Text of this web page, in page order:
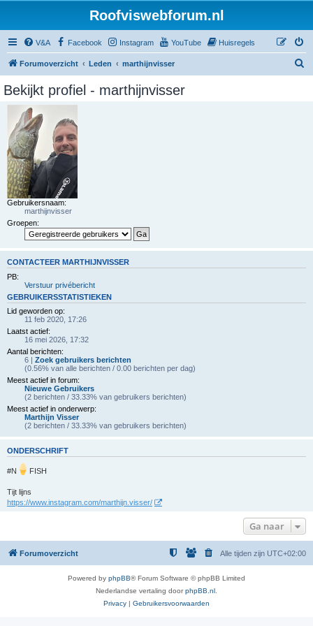
Roofviswebforum.nl
V&A Facebook Instagram YouTube Huisregels
Forumoverzicht Leden marthijnvisser
Bekijkt profiel - marthijnvisser
Gebruikersnaam:
marthijnvisser
Groepen:
CONTACTEER MARTHIJNVISSER
PB:
Verstuur privébericht
GEBRUIKERSSTATISTIEKEN
Lid geworden op:
11 feb 2020, 17:26
Laatst actief:
16 mei 2026, 17:32
Aantal berichten:
6 | Zoek gebruikers berichten
(0.56% van alle berichten / 0.00 berichten per dag)
Meest actief in forum:
Nieuwe Gebruikers
(2 berichten / 33.33% van gebruikers berichten)
Meest actief in onderwerp:
Marthijn Visser
(2 berichten / 33.33% van gebruikers berichten)
ONDERSCHRIFT
#N FISH
Tijt lijns
https://www.instagram.com/marthijn.visser/
Ga naar
Forumoverzicht Alle tijden zijn UTC+02:00
Powered by phpBB® Forum Software © phpBB Limited
Nederlandse vertaling doorphpBB.nl.
Privacy | Gebruikersvoorwaarden